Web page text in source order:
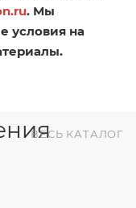
. Мы
условия на
ВЕСЬ КАТАЛОГ